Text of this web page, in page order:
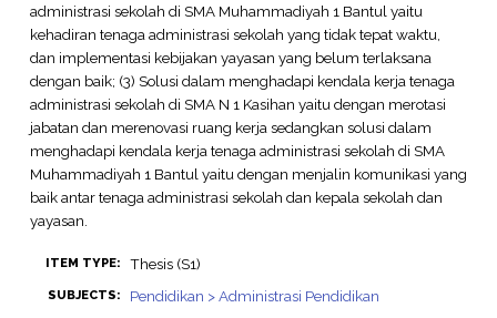
administrasi sekolah di SMA Muhammadiyah 1 Bantul yaitu
kehadiran tenaga administrasi sekolah yang tidak tepat waktu,
dan implementasi kebijakan yayasan yang belum terlaksana
dengan baik; (3) Solusi dalam menghadapi kendala kerja tenaga
administrasi sekolah di SMA N 1 Kasihan yaitu dengan merotasi
jabatan dan merenovasi ruang kerja sedangkan solusi dalam
menghadapi kendala kerja tenaga administrasi sekolah di SMA
Muhammadiyah 1 Bantul yaitu dengan menjalin komunikasi yang
baik antar tenaga administrasi sekolah dan kepala sekolah dan
yayasan.
ITEM TYPE: Thesis (S1)
SUBJECTS: Pendidikan > Administrasi Pendidikan